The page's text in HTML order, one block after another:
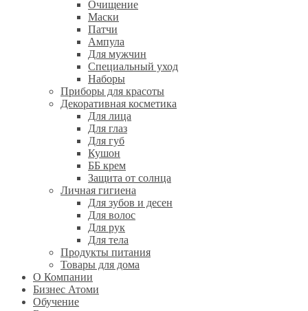
Очищение
Маски
Патчи
Ампула
Для мужчин
Специальный уход
Наборы
Приборы для красоты
Декоративная косметика
Для лица
Для глаз
Для губ
Кушон
ББ крем
Защита от солнца
Личная гигиена
Для зубов и десен
Для волос
Для рук
Для тела
Продукты питания
Товары для дома
О Компании
Бизнес Атоми
Обучение